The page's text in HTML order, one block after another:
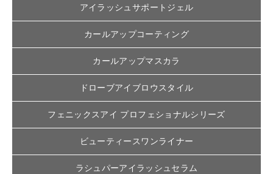
アイラッシュサポートジェル
カールアップコーティング
カールアップマスカラ
ドローブアイブロウスタイル
フェニックスアイ プロフェショナルシリーズ
ビューティースワンライナー
ラシュパーアイラッシュセラム